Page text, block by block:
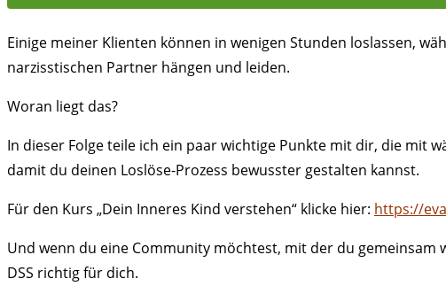
Einige meiner Klienten können in wenigen Stunden loslassen,
narzisstischen Partner hängen und leiden.
Woran liegt das?
In dieser Folge teile ich ein paar wichtige Punkte mit dir, die mit
damit du deinen Loslöse-Prozess bewusster gestalten kannst.
Für den Kurs „Dein Inneres Kind verstehen“ klicke hier: https://
Und wenn du eine Community möchtest, mit der du gemeinsam
DSS richtig für dich.